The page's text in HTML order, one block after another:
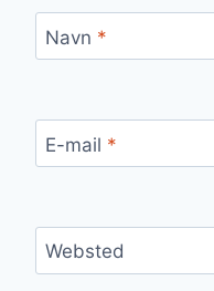
Navn *
E-mail *
Websted